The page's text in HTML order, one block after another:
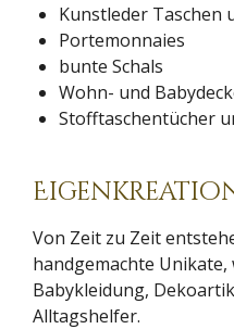
Kunstleder Taschen
Portemonnaies
bunte Schals
Wohn- und
Stofftaschentücher
Von Zeit zu Zeit
handgemachte Unikate,
Babykleidung,
Alltagshelfer.